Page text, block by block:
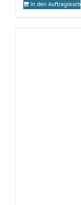
In den Auftragskorb